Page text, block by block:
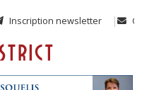
Inscription newsletter